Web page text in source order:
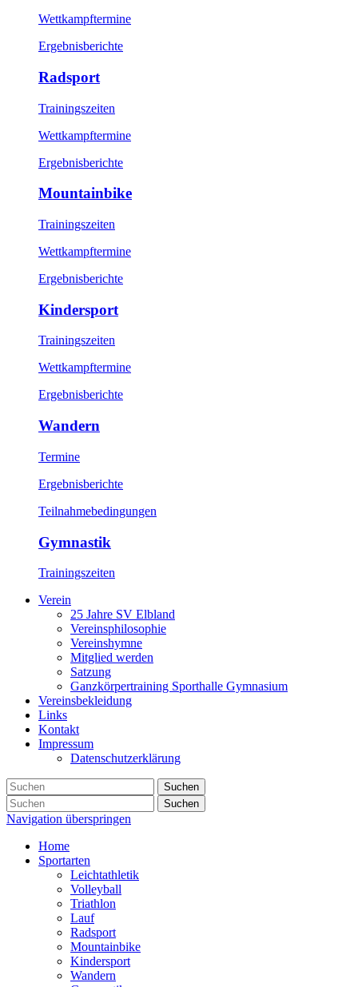
Wettkampftermine
Ergebnisberichte
Radsport
Trainingszeiten
Wettkampftermine
Ergebnisberichte
Mountainbike
Trainingszeiten
Wettkampftermine
Ergebnisberichte
Kindersport
Trainingszeiten
Wettkampftermine
Ergebnisberichte
Wandern
Termine
Ergebnisberichte
Teilnahmebedingungen
Gymnastik
Trainingszeiten
Verein
25 Jahre SV Elbland
Vereinsphilosophie
Vereinshymne
Mitglied werden
Satzung
Ganzkörpertraining Sporthalle Gymnasium
Vereinsbekleidung
Links
Kontakt
Impressum
Datenschutzerklärung
Suchen
Suchen
Navigation überspringen
Home
Sportarten
Leichtathletik
Volleyball
Triathlon
Lauf
Radsport
Mountainbike
Kindersport
Wandern